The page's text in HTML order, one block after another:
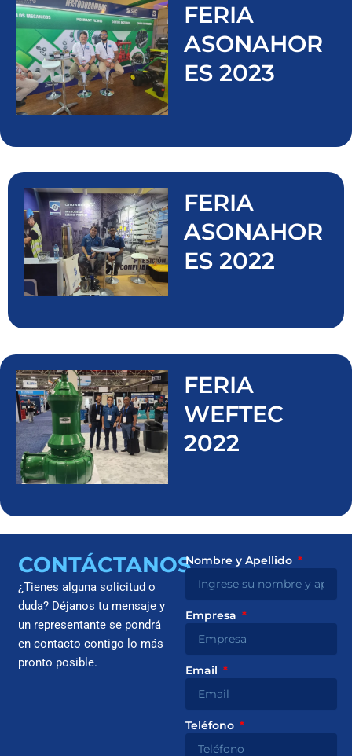
FERIA
ASONAHOR
ES 2023
FERIA
ASONAHOR
ES 2022
FERIA
WEFTEC
2022
CONTÁCTANOS
¿Tienes alguna solicitud o
duda? Déjanos tu mensaje y
un representante se pondrá
en contacto contigo lo más
pronto posible.
Nombre y Apellido
Empresa
Email
Teléfono